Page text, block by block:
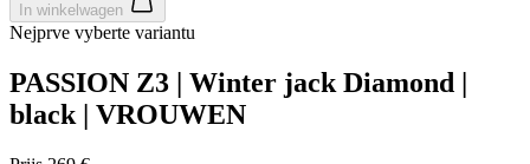
In winkelwagen
Nejprve vyberte variantu
PASSION Z3 | Winter jack Diamond |
black | VROUWEN